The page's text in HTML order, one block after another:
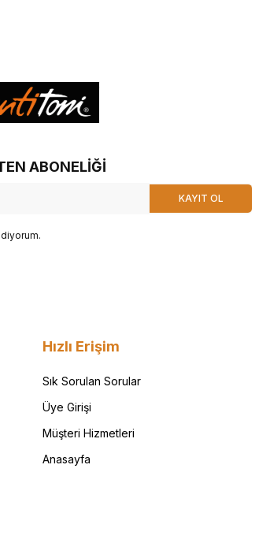
ABONELIĞI
KAYIT OL
Hızlı Erişim
Sık Sorulan Sorular
Üye Girişi
Müşteri Hizmetleri
Anasayfa